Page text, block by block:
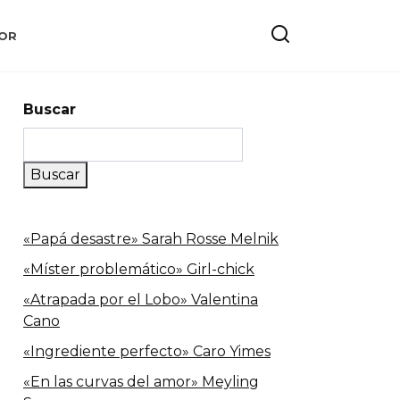
Buscar
Buscar
«Papá desastre» Sarah Rosse Melnik
«Míster problemático» Girl-chick
«Atrapada por el Lobo» Valentina
Cano
«Ingrediente perfecto» Caro Yimes
«En las curvas del amor» Meyling